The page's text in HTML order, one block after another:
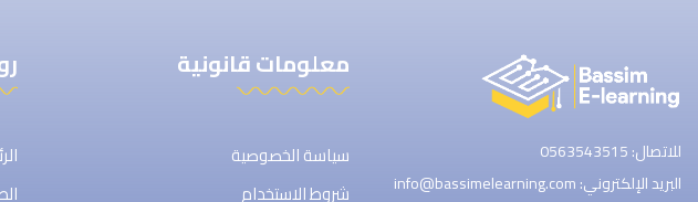
للاتصال: 0563543515
البريد الإلكتروني: info@bassimelearning.com
معلومات قانونية
سياسة الخصوصية
شروط الاستخدام